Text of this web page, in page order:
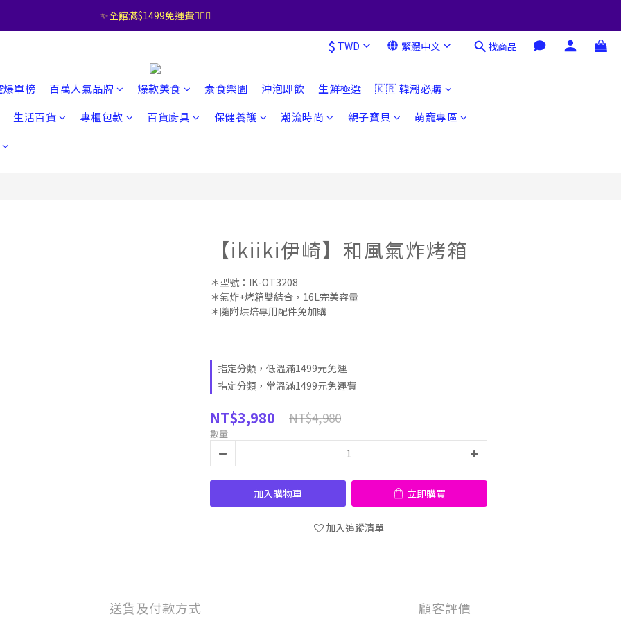
✨全館滿$1499免運費🧚🏻‍♀️
$ TWD 繁體中文 找商品
爆單榜 百萬人氣品牌 爆款美食 素食樂園 沖泡即飲 生鮮極選
🇰🇷 韓潮必購
生活百貨
專櫃包款 百貨廚具 保健養護 潮流時尚 親子寶貝 萌寵專區
【ikiiki伊崎】和風氣炸烤箱
＊型號：IK-OT3208
＊氣炸+烤箱雙結合，16L完美容量
＊隨附烘焙專用配件免加購
指定分類，低溫滿1499元免運
指定分類，常溫滿1499元免運費
NT$3,980 NT$4,980
數量
加入購物車 立即購買
加入追蹤清單
送貨及付款方式 顧客評價
立即購買